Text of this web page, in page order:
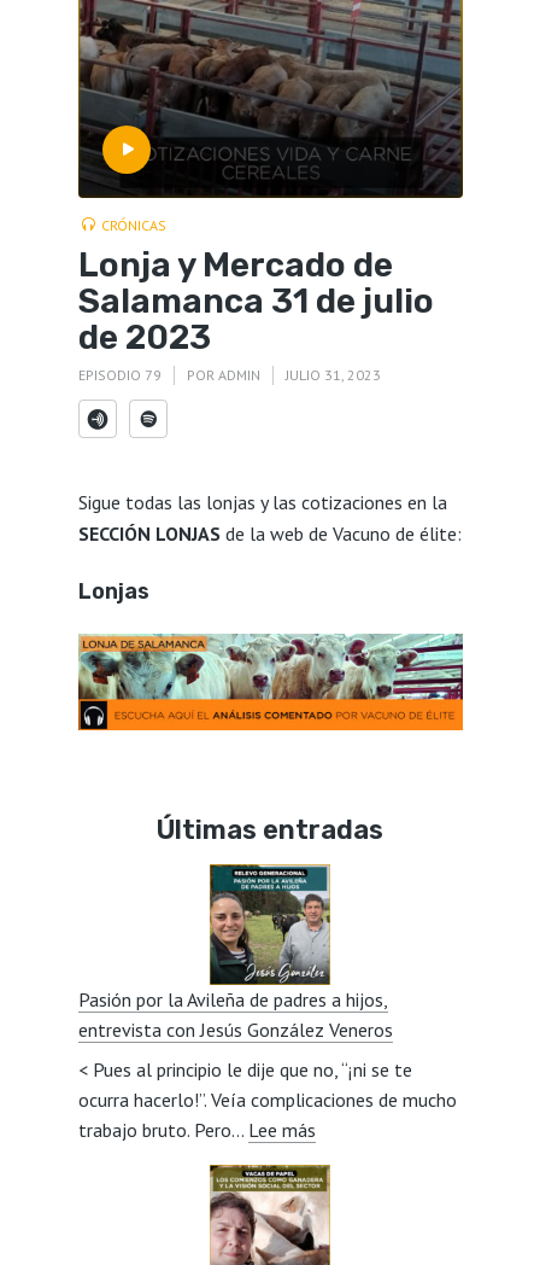
CRÓNICAS
Lonja y Mercado de
Salamanca 31 de julio
de 2023
EPISODIO 79 POR ADMIN JULIO 31, 2023
Sigue todas las lonjas y las cotizaciones en la
SECCIÓN LONJAS de la web de Vacuno de élite:
Lonjas
Últimas entradas
Pasión por la Avileña de padres a hijos,
entrevista con Jesús González Veneros
< Pues al principio le dije que no, “¡ni se te
ocurra hacerlo!”. Veía complicaciones de mucho
trabajo bruto. Pero… Lee más:
por
la
Avileña